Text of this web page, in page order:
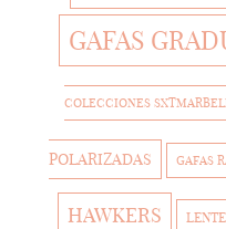
GAFAS
COLECCIONES
POLARIZADAS GAFAS
HAWKERS